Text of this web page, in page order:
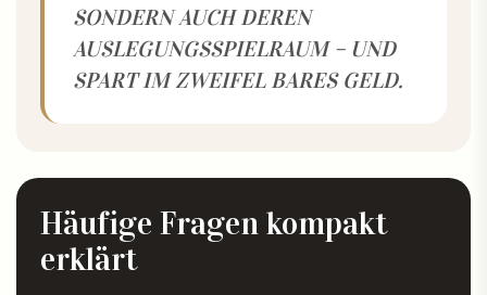
SONDERN AUCH DEREN
AUSLEGUNGSSPIELRAUM – UND
SPART IM ZWEIFEL BARES GELD.
Häufige Fragen kompakt
erklärt